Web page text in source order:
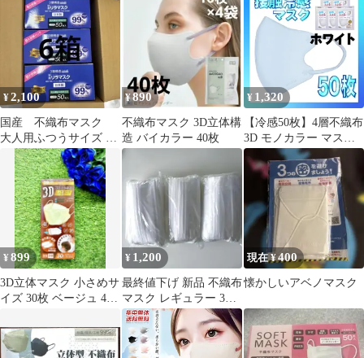
イカラーマスク 不織布
立体マスク 血色マスク
おしゃれマスク
スク バイカラーマスク
カラーマスク おしゃれ
血色カラー 小顔マスク
使い捨て 大容量 花粉症
ウイルス ny473
¥2,100
国産 不織布マスク
大人用ふつうサイズ 50
枚入 6箱セット 日本
¥890
不織布マスク 3D立体構
造 バイカラー 40枚
¥ 1,320
【冷感50枚】4層不織布
3D モノカラー マスク
ホワイト 冷感モテま。
モテま。 モテマスク ひ
んやりマスク 冷感マス
ク 冷感素材 夏用マスク
¥899
3D立体マスク 小さめサ
イズ 30枚 ベージュ 4層
¥ 1,200
最終値下げ 新品 不織布
マスク レギュラー 3箱
分セット150枚 (50×3)
現在 ¥400
懐かしいアベノマスク